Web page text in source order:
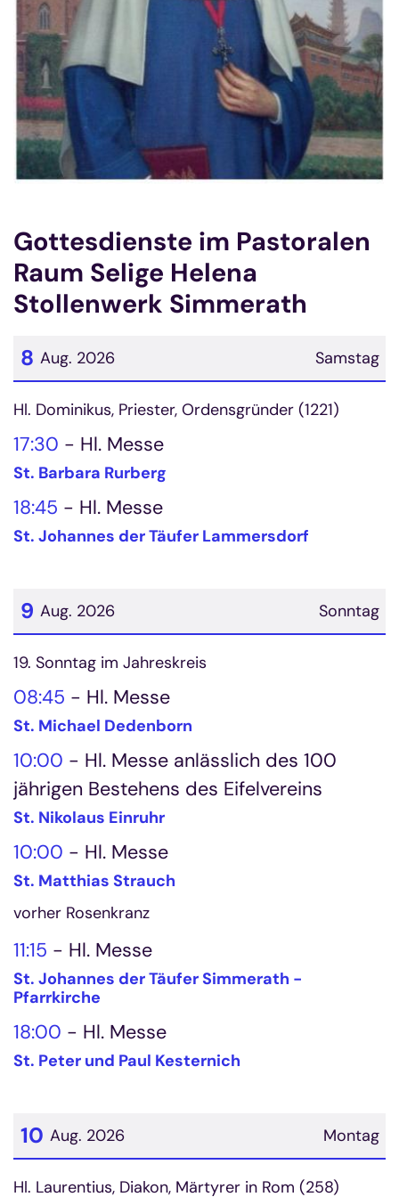
Gottesdienste im Pastoralen
Raum Selige Helena
Stollenwerk Simmerath
Samstag
8 Aug. 2026
Datum: 8. August 2026
Hl. Dominikus, Priester, Ordensgründer (1221)
17:30 Hl. Messe
St. Barbara Rurberg
18:45 Hl. Messe
St. Johannes der Täufer Lammersdorf
Sonntag
9 Aug. 2026
Datum: 9. August 2026
19. Sonntag im Jahreskreis
08:45 Hl. Messe
St. Michael Dedenborn
10:00
Hl. Messe anlässlich des 100
jährigen Bestehens des Eifelvereins
St. Nikolaus Einruhr
10:00 Hl. Messe
St. Matthias Strauch
vorher Rosenkranz
11:15 Hl. Messe
St. Johannes der Täufer Simmerath -
Pfarrkirche
18:00 Hl. Messe
St. Peter und Paul Kesternich
Montag
10 Aug. 2026
Datum: 10. August 2026
Hl. Laurentius, Diakon, Märtyrer in Rom (258)